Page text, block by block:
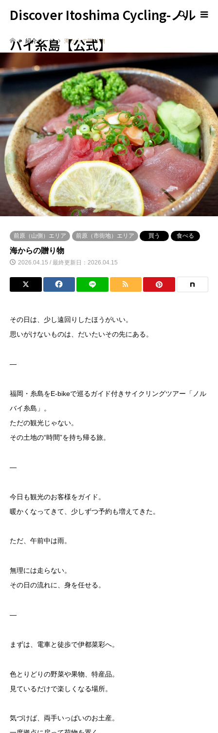
Discover Itoshima Cycling-ノル
バイ糸島【公式】
検索
紹介ページ 海からの贈り物
前原（山側）エリア 前原（市街地）エリア 買う 食べる
海からの贈り物
2026.04.15 / 最終更新日：2026.04.15
その日は、少し遠回りしたほうがいい。
思いがけないものは、だいたいその先にある。
—
福岡・糸島をE-bikeで巡るガイド付きサイクリングツアー「ノル
バイ糸島」。
ただの観光じゃない。
その土地の“時間”を持ち帰る旅。
—
今日も観光のお客様をガイド。
暖かくなってきて、少しずつ予約も増えてきた。
ただ、午前中は雨。
無理には走らない。
その日の流れに、身を任せる。
—
まずは、電車と徒歩で伊都菜彩へ。
色とりどりの野菜や果物、特産品。
見ているだけで楽しくなる場所。
気づけば、両手いっぱいのお土産。